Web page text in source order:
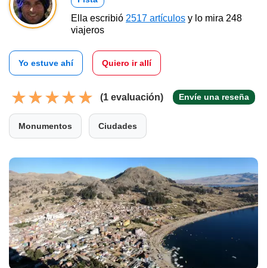
Ella escribió 2517 artículos y lo mira 248
viajeros
Yo estuve ahí Quiero ir allí
(1 evaluación) Envíe una reseña
Monumentos Ciudades